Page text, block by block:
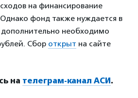
на финансирование
фонд также нуждается в
необходимо
Сбор открыт на сайте
на телеграм-канал АСИ.